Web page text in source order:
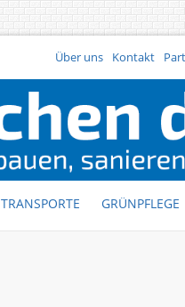
Kontakt
Über uns
TRANSPORTE GRÜNPFLEGE